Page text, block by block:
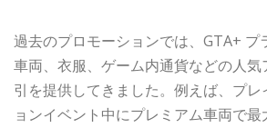
過去のプロモーションでは、GTA+ プ
車両、衣服、ゲーム内通貨などの人
引を提供してきました。例えば、プ
ョンイベント中にプレミアム車両で